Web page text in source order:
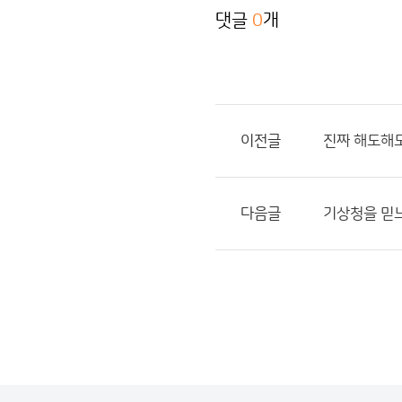
댓글 0개
이전글 진짜 해도해
다음글 기상청을 믿